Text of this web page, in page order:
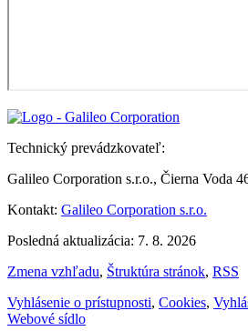
Technický prevádzkovateľ:
Galileo Corporation s.r.o., Čierna Voda
Kontakt: Galileo Corporation s.r.o.
Posledná aktualizácia: 7. 8. 2026
Zmena vzhľadu, Štruktúra stránok, RSS
Vyhlásenie o prístupnosti, Cookies,
Webové sídlo